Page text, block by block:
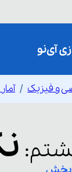
و فیزیک
: